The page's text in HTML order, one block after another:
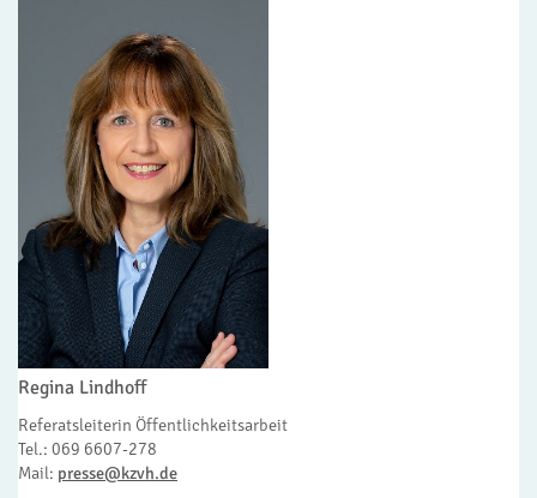
Regina Lindhoff
Referatsleiterin Öffentlichkeitsarbeit
Tel.: 069 6607-278
Mail: presse@kzvh.de